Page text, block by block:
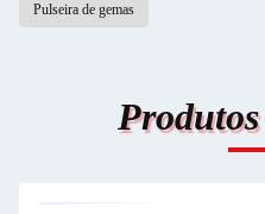
Pulseira de gemas